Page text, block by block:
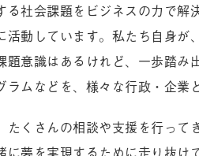
る社会課題をビジネスの力で解
活動しています。私たち自身
題意識はあるけれど、一歩踏
ラムなどを、様々な行政・企業
たくさんの相談や支援を行って